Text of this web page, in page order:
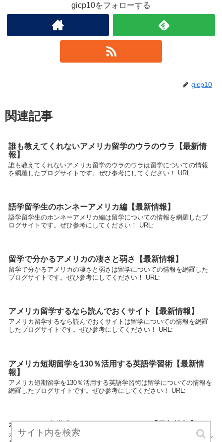
gicp10をフォローする
gicp10
関連記事
誰も教えてくれないアメリカ留学のウラのウラ【最新情
報】
誰も教えてくれないアメリカ留学のウラのウラは留学についての情報
を網羅したブログサイトです。ぜひ参考にしてください！ URL:
語学留学生のホンネーアメリカ編【最新情報】
語学留学生のホンネーアメリカ編は留学についての情報を網羅したブ
ログサイトです。ぜひ参考にしてください！ URL:
留学で分かるアメリカの凄さと弱さ【最新情報】
留学で分かるアメリカの凄さと弱さは留学についての情報を網羅した
ブログサイトです。ぜひ参考にしてください！ URL:
アメリカ留学するなら読んでおくサイト【最新情報】
アメリカ留学するなら読んでおくサイトは留学についての情報を網羅
したブログサイトです。ぜひ参考にしてください！ URL:
アメリカ短期留学を130％活用する英語学習術【最新情
報】
アメリカ短期留学を130％活用する英語学習術は留学についての情報を
網羅したブログサイトです。ぜひ参考にしてください！ URL:
オススメの留学先はここだ！Inアメリカ【最新情報】
オススメの留学先はここだ！Inアメリカは留学についての情報を網羅し